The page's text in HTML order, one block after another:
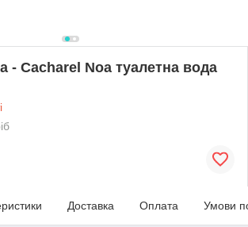
- Cacharel Noa туалетна вода
Доставка Оплата Умови